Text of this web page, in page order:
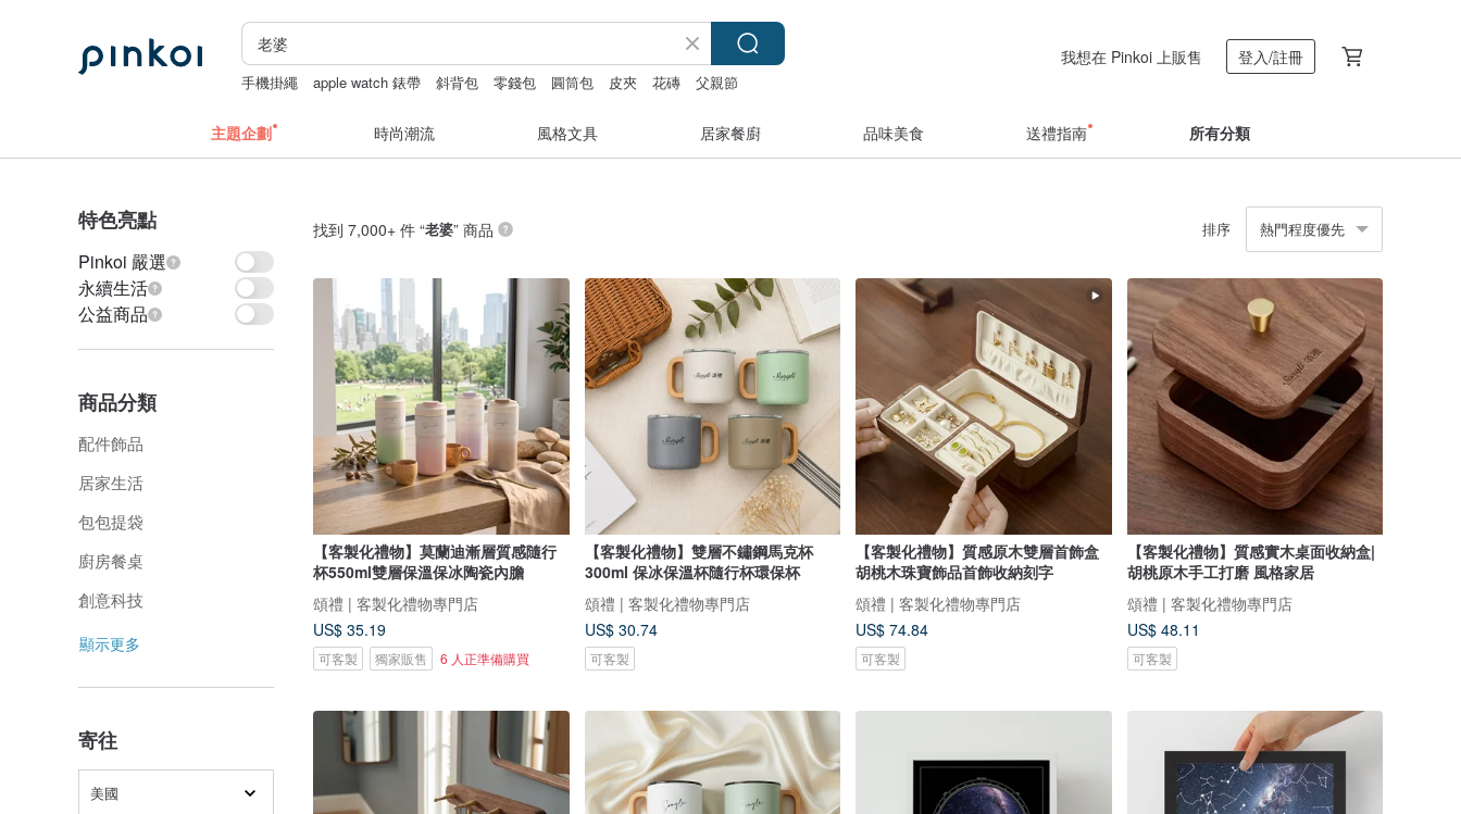
手機掛繩 apple watch 錶帶 斜背包 零錢包 圓筒包 皮夾 花磚 父親節
我想在 Pinkoi 上販售 登入/註冊
主題企劃 時尚潮流 風格文具 居家餐廚 品味美食 送禮指南 所有分類
特色亮點
Pinkoi 嚴選
永續生活
公益商品
商品分類
配件飾品
居家生活
包包提袋
廚房餐桌
創意科技
顯示更多
寄往
美國
找到 7,000+ 件 “老婆” 商品 排序 熱門程度優先
【客製化禮物】莫蘭迪漸層質感隨行
杯550ml雙層保溫保冰陶瓷內膽
頌禮 | 客製化禮物專門店
US$ 35.19
可客製 獨家販售 6 人正準備購買
【客製化禮物】雙層不鏽鋼馬克杯
300ml 保冰保溫杯隨行杯環保杯
頌禮 | 客製化禮物專門店
US$ 30.74
可客製
【客製化禮物】質感原木雙層首飾盒
胡桃木珠寶飾品首飾收納刻字
頌禮 | 客製化禮物專門店
US$ 74.84
可客製
【客製化禮物】質感實木桌面收納盒|
胡桃原木手工打磨 風格家居
頌禮 | 客製化禮物專門店
US$ 48.11
可客製